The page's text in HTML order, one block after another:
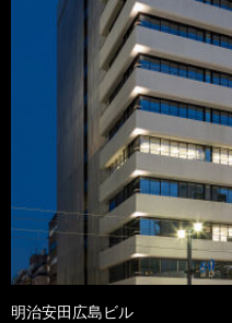
明治安田広島ビル